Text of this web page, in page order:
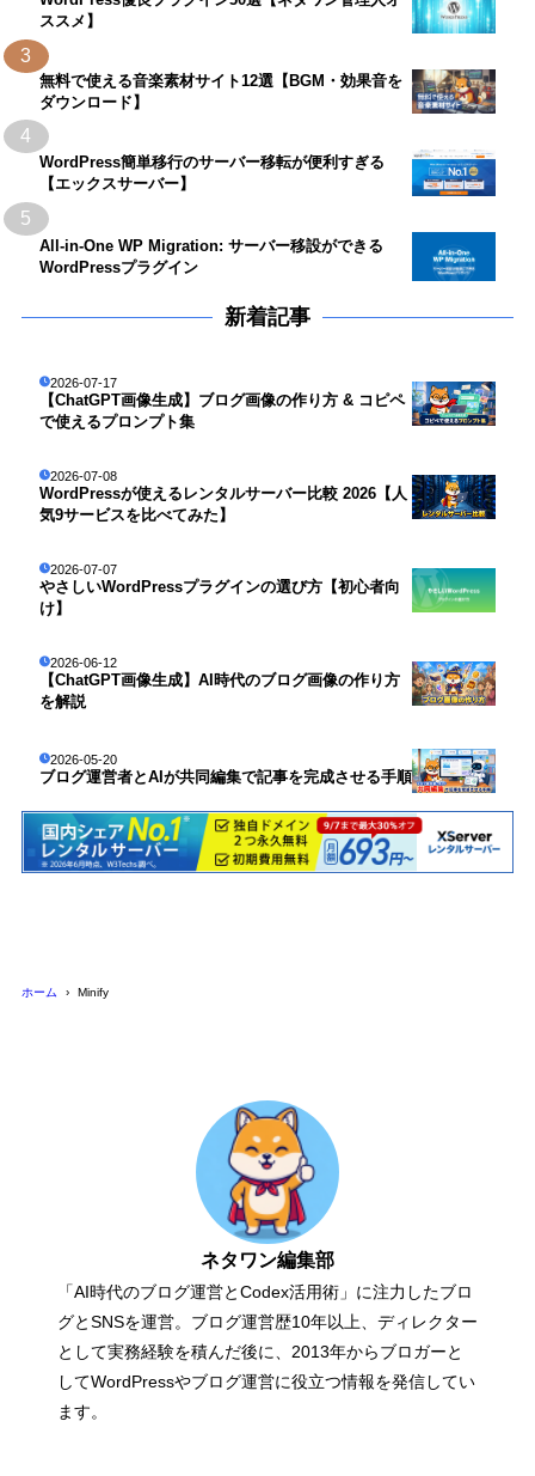
ススメ】
3
無料で使える音楽素材サイト12選【BGM・効果音を
ダウンロード】
4
WordPress簡単移行のサーバー移転が便利すぎる
【エックスサーバー】
5
All-in-One WP Migration: サーバー移設ができる
WordPressプラグイン
新着記事
2026-07-17
【ChatGPT画像生成】ブログ画像の作り方 & コピペ
で使えるプロンプト集
2026-07-08
WordPressが使えるレンタルサーバー比較 2026【人
気9サービスを比べてみた】
2026-07-07
やさしいWordPressプラグインの選び方【初心者向
け】
2026-06-12
【ChatGPT画像生成】AI時代のブログ画像の作り方
を解説
2026-05-20
ブログ運営者とAIが共同編集で記事を完成させる手順
ホーム Minify
ネタワン編集部
「AI時代のブログ運営とCodex活用術」に注力したブロ
グとSNSを運営。ブログ運営歴10年以上、ディレクター
として実務経験を積んだ後に、2013年からブロガーと
してWordPressやブログ運営に役立つ情報を発信してい
ます。